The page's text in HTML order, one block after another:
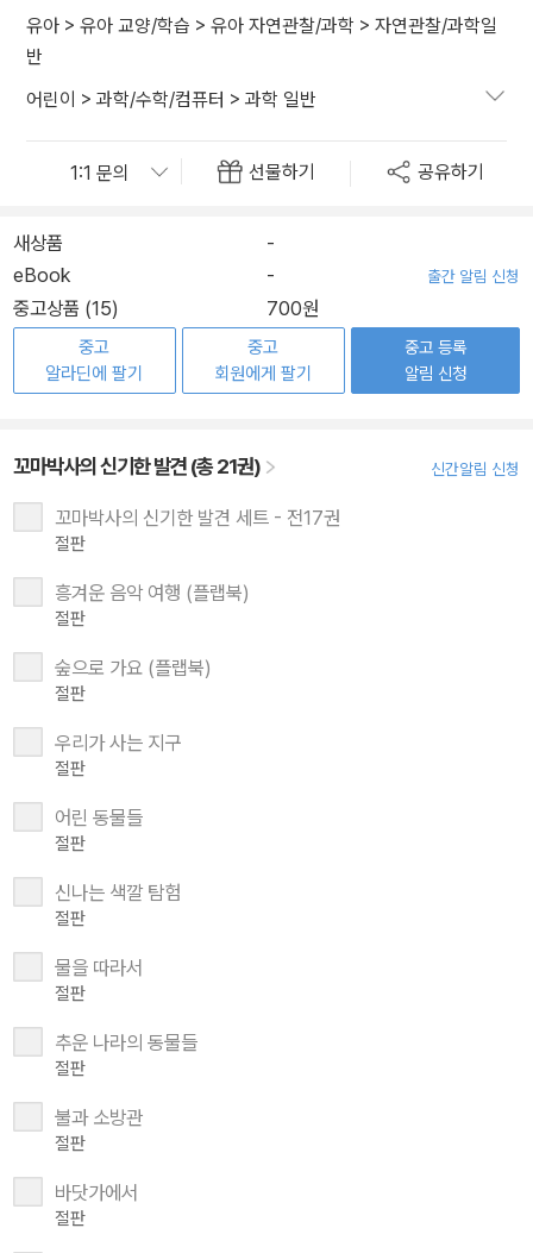
유아 > 유아 교양/학습 > 유아 자연관찰/과학 > 자연관찰/과학일
반
어린이 > 과학/수학/컴퓨터 > 과학 일반
선물하기 공유하기
새상품
-
eBook
- 출간 알림 신청
중고상품 (15) 700원
중고
알라딘에 팔기
중고
회원에게 팔기
중고 등록
알림 신청
꼬마박사의 신기한 발견 (총 21권) 신간알림 신청
꼬마박사의 신기한 발견 세트 - 전17권
절판
흥겨운 음악 여행 (플랩북)
절판
숲으로 가요 (플랩북)
절판
우리가 사는 지구
절판
어린 동물들
절판
신나는 색깔 탐험
절판
물을 따라서
절판
추운 나라의 동물들
절판
불과 소방관
절판
바닷가에서
절판